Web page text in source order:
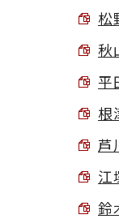
松
秋
平
根
芦
江
鈴